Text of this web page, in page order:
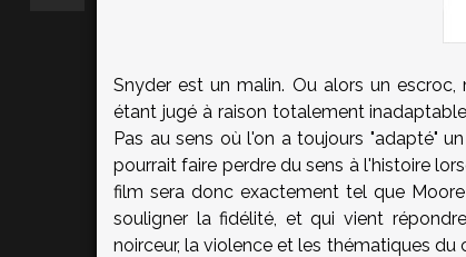
Snyder est un malin. Ou alors un
étant jugé à raison totalement
Pas au sens où l'on a toujours "adapté"
pourrait faire perdre du sens à l'histoire
film sera donc exactement tel que
souligner la fidélité, et qui vient
noirceur, la violence et les thématiques du